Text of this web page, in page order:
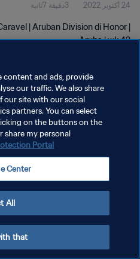
24 أكتوبر 2022 3دقيقة 7ثانية
| Aruban Division di Honor |
Aruba | wk 42
سياسة الخصوصية
إدارة تفضيلات ملفات تعريف الارتباط
content and ads, provide
our traffic. We also share
our site with our social
partners. You can select
on the buttons on the
share my personal
Portal
Center
All
that